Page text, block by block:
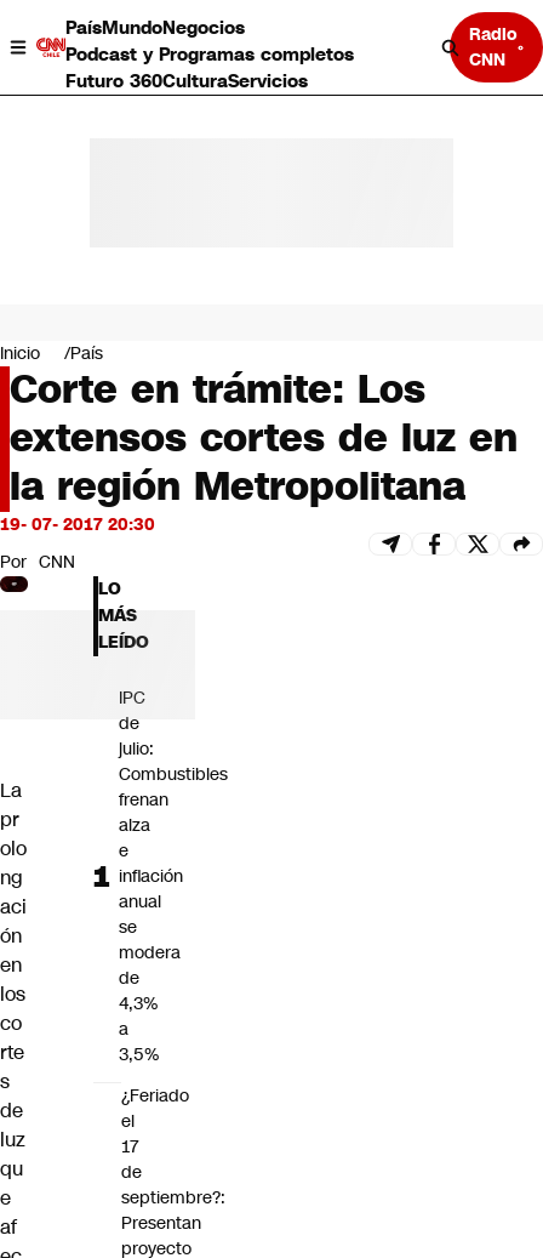
PaísMundoNegocios
Podcast y Programas completos
Futuro 360CulturaServicios
Radio
CNN
Negocios
Deportes
Programas completos
Cultura
Servicios
Bits
CNN Data
CNN tiempo
Futuro 360
Opinión
Inicio País
Corte en trámite: Los
extensos cortes de luz en
la región Metropolitana
19- 07- 2017 20:30
Por CNN
La
pr
olo
ng
aci
ón
en
los
co
rte
s
de
luz
qu
e
af
LO
MÁS
LEÍDO
IPC
de
julio:
Combustibles
frenan
alza
e
inflación
anual
se
modera
de
4,3%
a
3,5%
¿Feriado
el
17
de
septiembre?:
Presentan
proyecto